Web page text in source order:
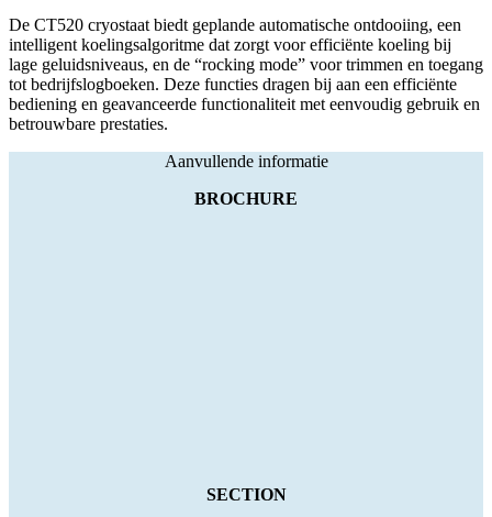
De CT520 cryostaat biedt geplande automatische ontdooiing, een
intelligent koelingsalgoritme dat zorgt voor efficiënte koeling bij
lage geluidsniveaus, en de “rocking mode” voor trimmen en toegang
tot bedrijfslogboeken. Deze functies dragen bij aan een efficiënte
bediening en geavanceerde functionaliteit met eenvoudig gebruik en
betrouwbare prestaties.
Aanvullende informatie
BROCHURE
SECTION